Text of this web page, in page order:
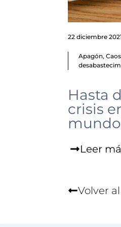
22 diciembre
Apagón,Caos
Hasta
crisis
mundo
Leer
Volver